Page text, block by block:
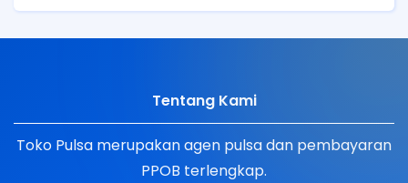
Tentang Kami
Toko Pulsa merupakan agen pulsa dan pembayaran
PPOB terlengkap.